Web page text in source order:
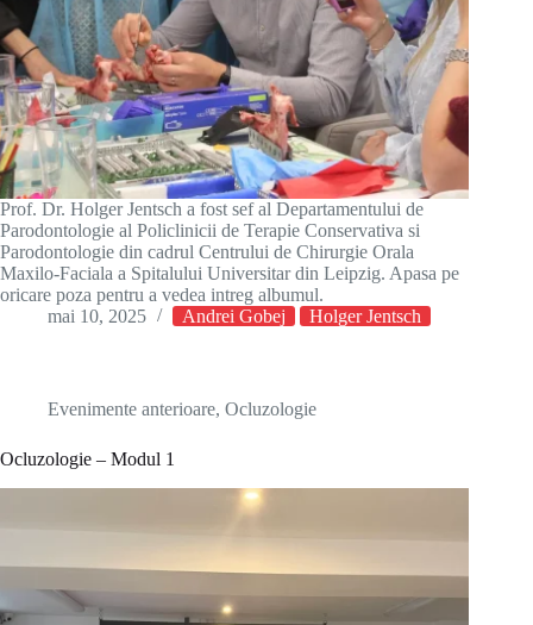
Prof. Dr. Holger Jentsch a fost sef al Departamentului de
Parodontologie al Policlinicii de Terapie Conservativa si
Parodontologie din cadrul Centrului de Chirurgie Orala
Maxilo-Faciala a Spitalului Universitar din Leipzig. Apasa pe
oricare poza pentru a vedea intreg albumul.
mai 10, 2025
Andrei Gobej Holger Jentsch
Evenimente anterioare, Ocluzologie
Ocluzologie – Modul 1